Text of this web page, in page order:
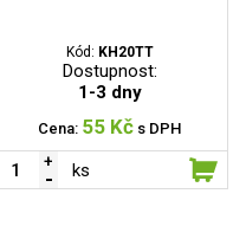
Kód: KH20TT
Dostupnost:
1-3 dny
Cena: 55 Kč s DPH
ks